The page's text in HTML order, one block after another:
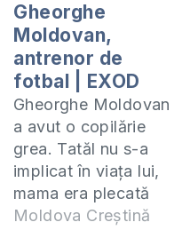
Gheorghe
Moldovan,
antrenor de
fotbal | EXOD
Gheorghe Moldovan
a avut o copilărie
grea. Tatăl nu s-a
implicat în viața lui,
mama era plecată
mult timp peste
Moldova Creștină